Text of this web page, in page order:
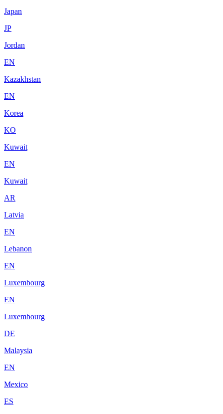
Japan
JP
Jordan
EN
Kazakhstan
EN
Korea
KO
Kuwait
EN
Kuwait
AR
Latvia
EN
Lebanon
EN
Luxembourg
EN
Luxembourg
DE
Malaysia
EN
Mexico
ES